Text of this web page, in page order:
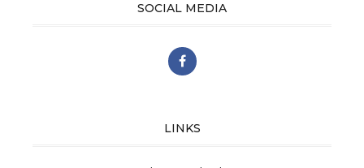
SOCIAL MEDIA
LINKS